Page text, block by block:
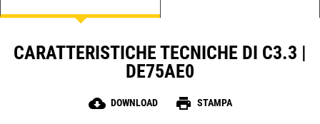
CARATTERISTICHE TECNICHE DI C3.3 |
DE75AE0
cloud_download DOWNLOAD print STAMPA